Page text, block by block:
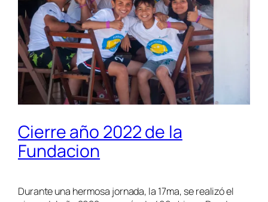
Cierre año 2022 de la
Fundacion
Durante una hermosa jornada, la 17ma, se realizó el